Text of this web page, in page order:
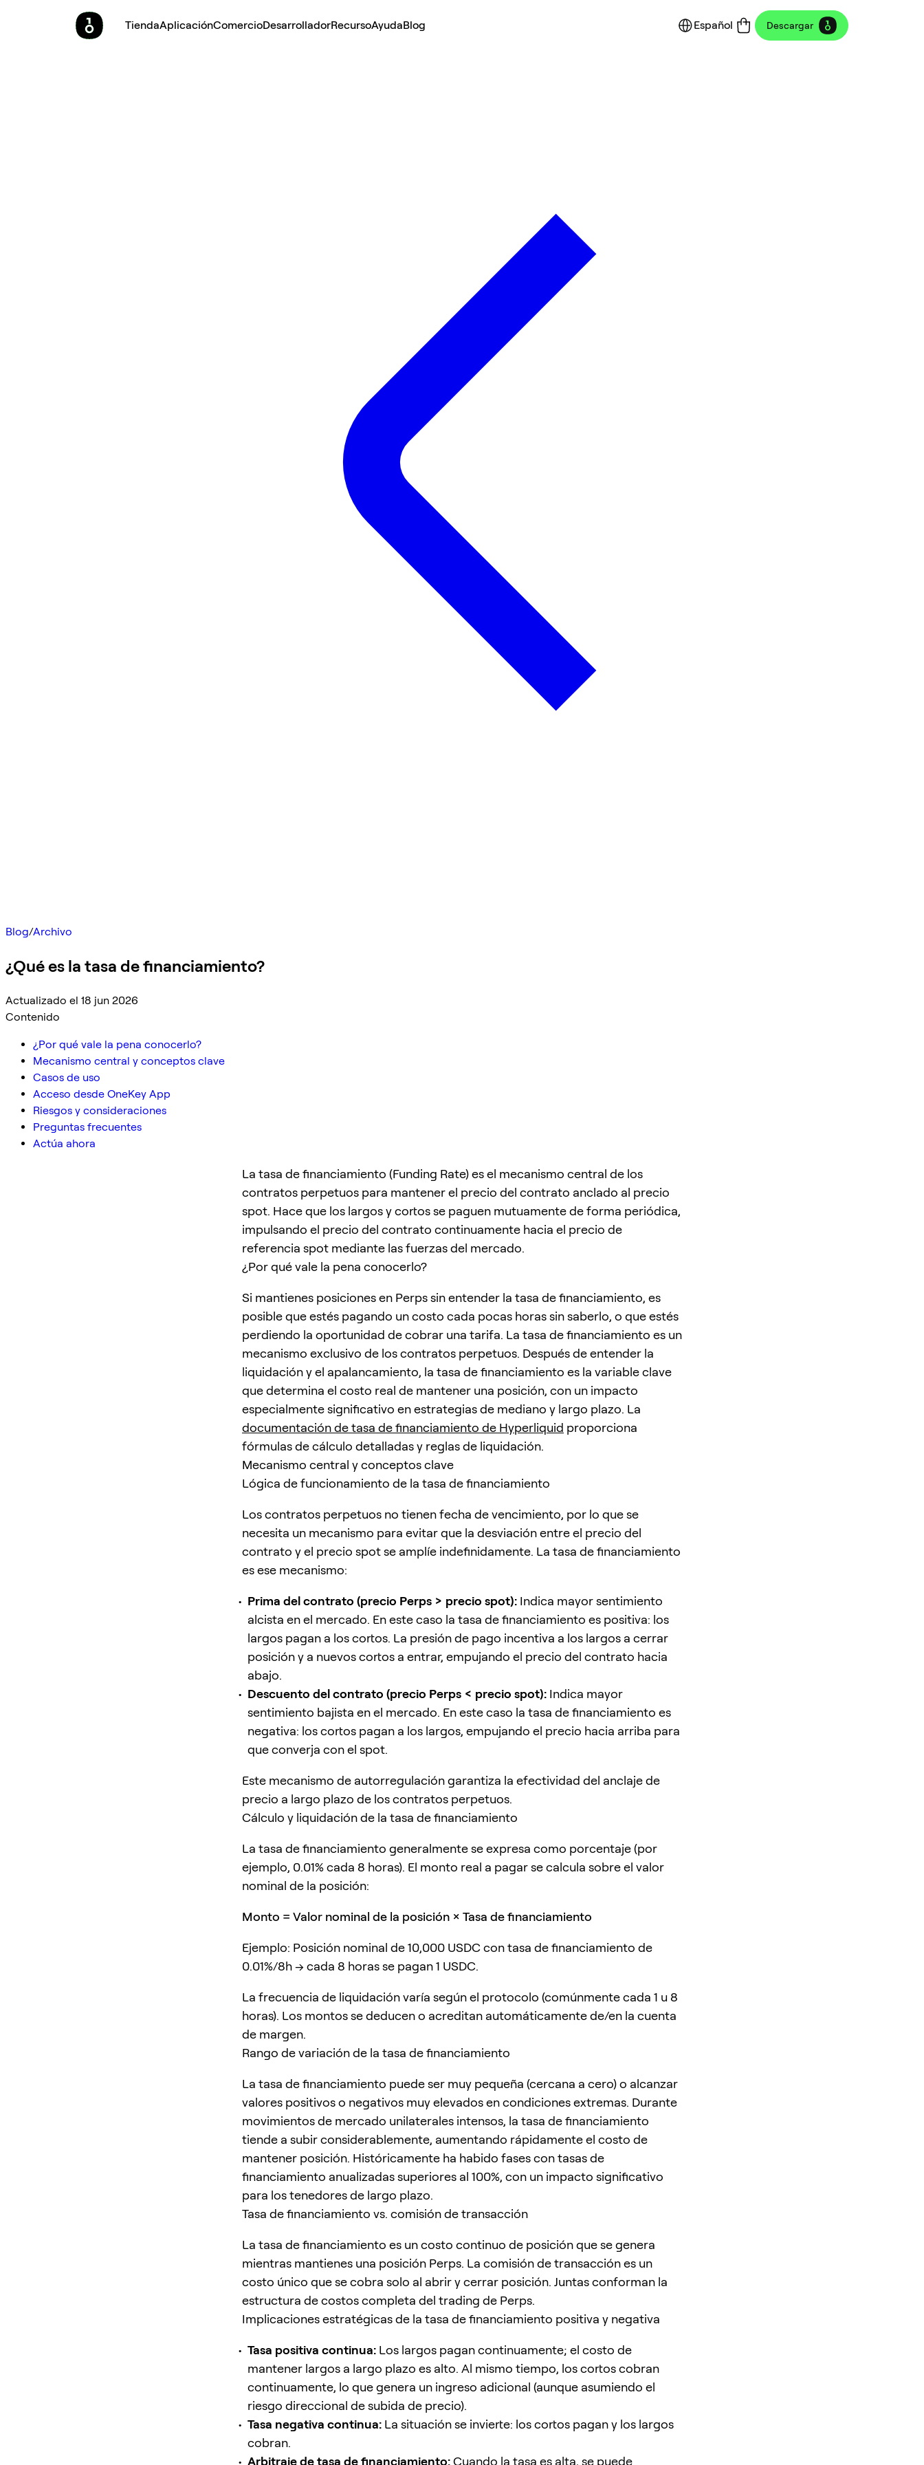
TiendaAplicaciónComercioDesarrolladorRecursoAyudaBlog Español Descargar
Blog/Archivo
¿Qué es la tasa de financiamiento?
Actualizado el 18 jun 2026
Contenido
¿Por qué vale la pena conocerlo?
Mecanismo central y conceptos clave
Casos de uso
Acceso desde OneKey App
Riesgos y consideraciones
Preguntas frecuentes
Actúa ahora
La tasa de financiamiento (Funding Rate) es el mecanismo central de los
contratos perpetuos para mantener el precio del contrato anclado al precio
spot. Hace que los largos y cortos se paguen mutuamente de forma periódica,
impulsando el precio del contrato continuamente hacia el precio de
referencia spot mediante las fuerzas del mercado.
¿Por qué vale la pena conocerlo?
Si mantienes posiciones en Perps sin entender la tasa de financiamiento, es
posible que estés pagando un costo cada pocas horas sin saberlo, o que estés
perdiendo la oportunidad de cobrar una tarifa. La tasa de financiamiento es un
mecanismo exclusivo de los contratos perpetuos. Después de entender la
liquidación y el apalancamiento, la tasa de financiamiento es la variable clave
que determina el costo real de mantener una posición, con un impacto
especialmente significativo en estrategias de mediano y largo plazo. La
documentación de tasa de financiamiento de Hyperliquid proporciona
fórmulas de cálculo detalladas y reglas de liquidación.
Mecanismo central y conceptos clave
Lógica de funcionamiento de la tasa de financiamiento
Los contratos perpetuos no tienen fecha de vencimiento, por lo que se
necesita un mecanismo para evitar que la desviación entre el precio del
contrato y el precio spot se amplíe indefinidamente. La tasa de financiamiento
es ese mecanismo:
Prima del contrato (precio Perps > precio spot): Indica mayor sentimiento
alcista en el mercado. En este caso la tasa de financiamiento es positiva: los
largos pagan a los cortos. La presión de pago incentiva a los largos a cerrar
posición y a nuevos cortos a entrar, empujando el precio del contrato hacia
abajo.
Descuento del contrato (precio Perps < precio spot): Indica mayor
sentimiento bajista en el mercado. En este caso la tasa de financiamiento es
negativa: los cortos pagan a los largos, empujando el precio hacia arriba para
que converja con el spot.
Este mecanismo de autorregulación garantiza la efectividad del anclaje de
precio a largo plazo de los contratos perpetuos.
Cálculo y liquidación de la tasa de financiamiento
La tasa de financiamiento generalmente se expresa como porcentaje (por
ejemplo, 0.01% cada 8 horas). El monto real a pagar se calcula sobre el valor
nominal de la posición:
Monto = Valor nominal de la posición × Tasa de financiamiento
Ejemplo: Posición nominal de 10,000 USDC con tasa de financiamiento de
0.01%/8h → cada 8 horas se pagan 1 USDC.
La frecuencia de liquidación varía según el protocolo (comúnmente cada 1 u 8
horas). Los montos se deducen o acreditan automáticamente de/en la cuenta
de margen.
Rango de variación de la tasa de financiamiento
La tasa de financiamiento puede ser muy pequeña (cercana a cero) o alcanzar
valores positivos o negativos muy elevados en condiciones extremas. Durante
movimientos de mercado unilaterales intensos, la tasa de financiamiento
tiende a subir considerablemente, aumentando rápidamente el costo de
mantener posición. Históricamente ha habido fases con tasas de
financiamiento anualizadas superiores al 100%, con un impacto significativo
para los tenedores de largo plazo.
Tasa de financiamiento vs. comisión de transacción
La tasa de financiamiento es un costo continuo de posición que se genera
mientras mantienes una posición Perps. La comisión de transacción es un
costo único que se cobra solo al abrir y cerrar posición. Juntas conforman la
estructura de costos completa del trading de Perps.
Implicaciones estratégicas de la tasa de financiamiento positiva y negativa
Tasa positiva continua: Los largos pagan continuamente; el costo de
mantener largos a largo plazo es alto. Al mismo tiempo, los cortos cobran
continuamente, lo que genera un ingreso adicional (aunque asumiendo el
riesgo direccional de subida de precio).
Tasa negativa continua: La situación se invierte: los cortos pagan y los largos
cobran.
Arbitraje de tasa de financiamiento:Cuando la tasa es alta, se puede